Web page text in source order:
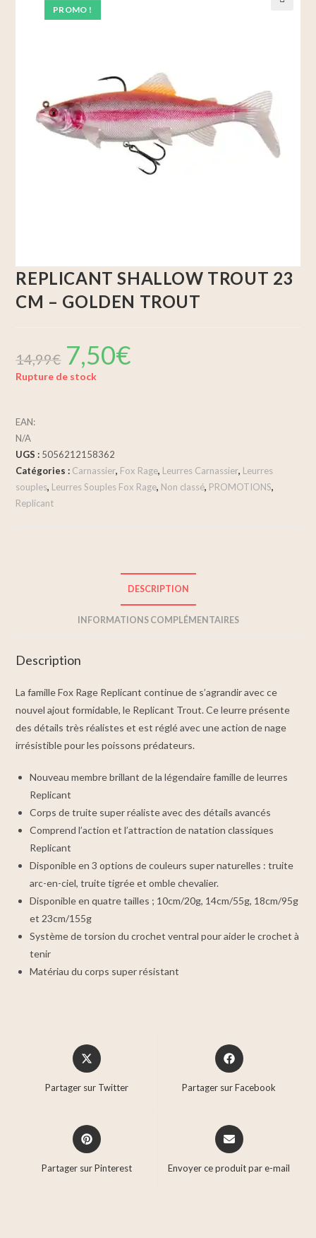
PROMO !
REPLICANT SHALLOW TROUT 23
CM – GOLDEN TROUT
14,99€ 7,50€
Rupture de stock
EAN:
N/A
UGS : 5056212158362
Catégories : Carnassier, Fox Rage, Leurres Carnassier, Leurres
souples, Leurres Souples Fox Rage, Non classé, PROMOTIONS,
Replicant
DESCRIPTION
INFORMATIONS COMPLÉMENTAIRES
Description
La famille Fox Rage Replicant continue de s’agrandir avec ce
nouvel ajout formidable, le Replicant Trout. Ce leurre présente
des détails très réalistes et est réglé avec une action de nage
irrésistible pour les poissons prédateurs.
Nouveau membre brillant de la légendaire famille de leurres
Replicant
Corps de truite super réaliste avec des détails avancés
Comprend l’action et l’attraction de natation classiques
Replicant
Disponible en 3 options de couleurs super naturelles : truite
arc-en-ciel, truite tigrée et omble chevalier.
Disponible en quatre tailles ; 10cm/20g, 14cm/55g, 18cm/95g
et 23cm/155g
Système de torsion du crochet ventral pour aider le crochet à
tenir
Matériau du corps super résistant
Partager sur Twitter Partager sur Facebook
Partager sur Pinterest Envoyer ce produit par e-mail